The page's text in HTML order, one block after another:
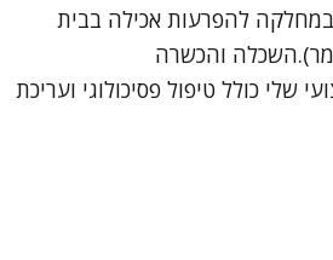
להפרעות אכילה בבית
והכשרה
שלי כולל טיפול פסיכולוגי ועריכת